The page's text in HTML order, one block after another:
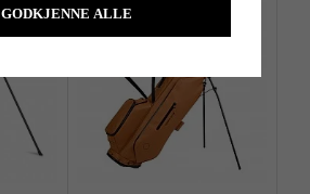
GODKJENNE ALLE